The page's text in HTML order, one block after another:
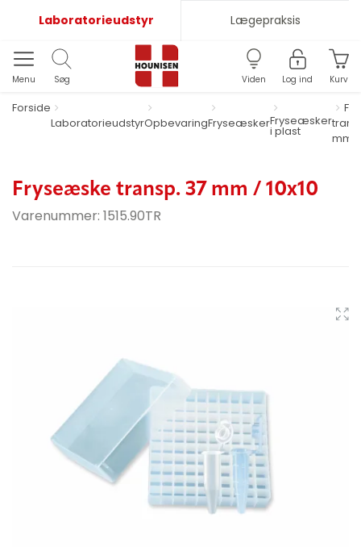
Laboratorieudstyr Lægepraksis
Menu Søg Viden Log ind Kurv
Forside
LaboratorieudstyrOpbevaringFryseæskerFryseæsker
i plast
mm /
Fryseæske transp. 37 mm / 10x10
Varenummer: 1515.90TR